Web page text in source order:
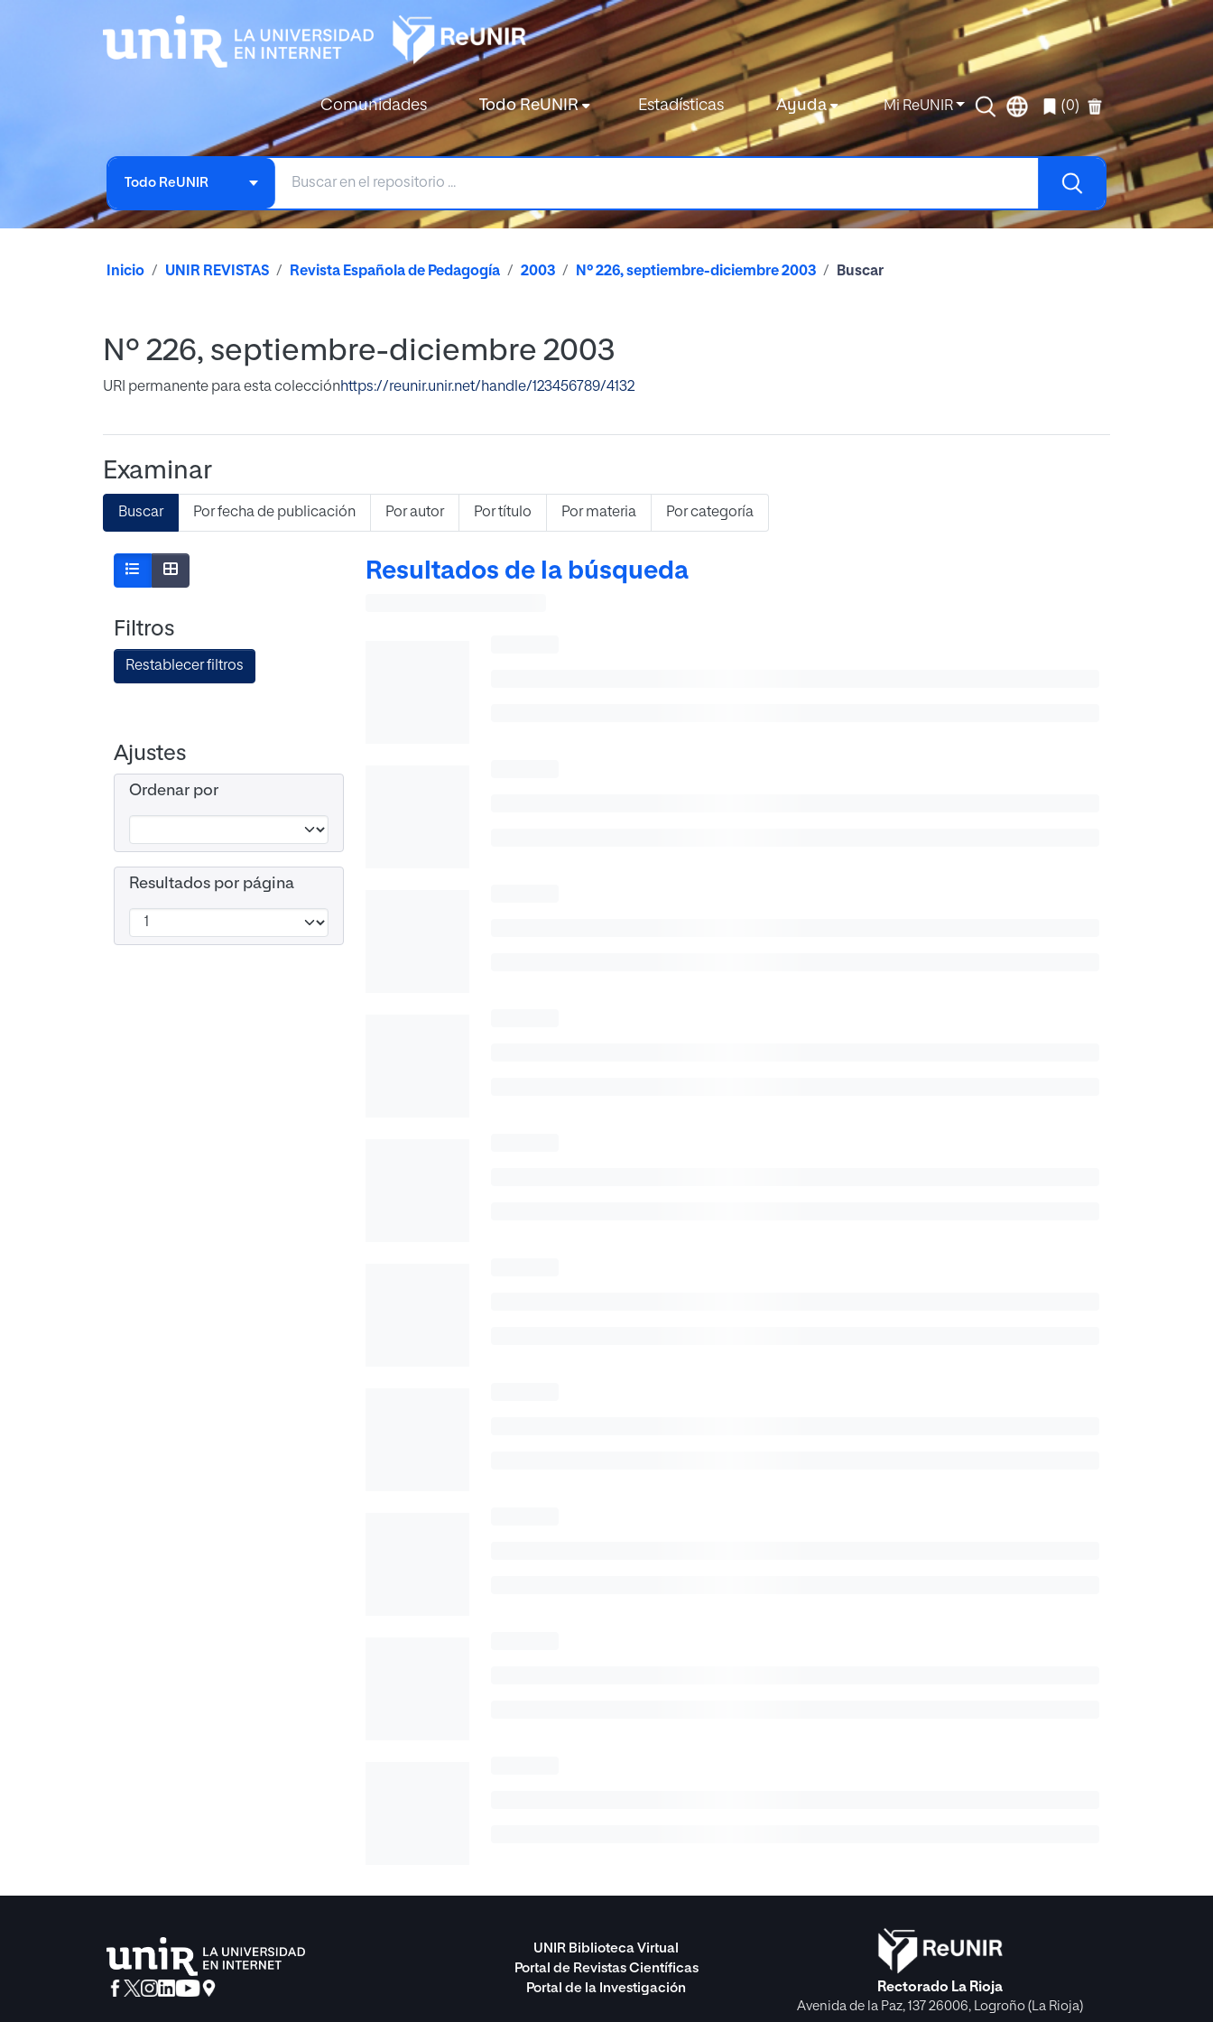
Comunidades Todo ReUNIR Estadísticas Ayuda Mi ReUNIR (0)
Todo ReUNIR
Inicio UNIR REVISTAS Revista Española de Pedagogía 2003 Nº 226, septiembre-diciembre 2003 Buscar
Nº 226, septiembre-diciembre 2003
URI permanente para esta colecciónhttps://reunir.unir.net/handle/123456789/4132
Examinar
Buscar Por fecha de publicación Por autor Por título Por materia Por categoría
Filtros
Restablecer filtros
Ajustes
Ordenar por
Resultados por página
Resultados de la búsqueda
UNIR Biblioteca Virtual
Portal de Revistas Científicas
Portal de la Investigación
Rectorado La Rioja
Avenida de la Paz, 137 26006, Logroño (La Rioja)